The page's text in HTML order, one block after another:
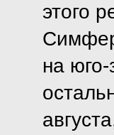
этого
на